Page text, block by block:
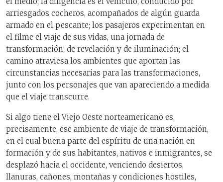
arriesgados cocheros, acompañados de algún guarda
armado en el pescante; los pasajeros experimentan en
el filme el viaje de sus vidas, una jornada de
transformación, de revelación y de iluminación; el
camino atraviesa los ambientes que aportan las
circunstancias necesarias para las transformaciones,
junto con los personajes que van apareciendo a medida
que el viaje transcurre.
Si algo tiene el Viejo Oeste norteamericano es,
precisamente, ese ambiente de viaje de transformación,
en el cual buena parte del espíritu de una nación en
formación y de sus habitantes, nativos e inmigrantes, se
desplazó hacia el occidente, venciendo desiertos,
llanuras, cañones, montañas y condiciones hostiles,